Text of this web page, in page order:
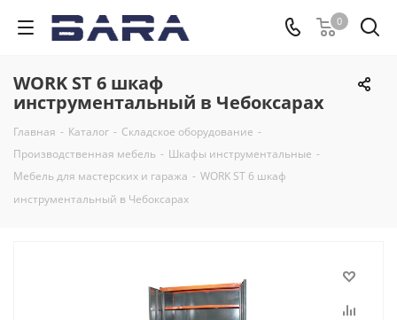
0
WORK ST 6 шкаф
инструментальный в Чебоксарах
Главная - Каталог - Складское оборудование -
Производственная мебель - Шкафы инструментальные -
Мебель для мастерских и гаража - WORK ST 6 шкаф
инструментальный в Чебоксарах